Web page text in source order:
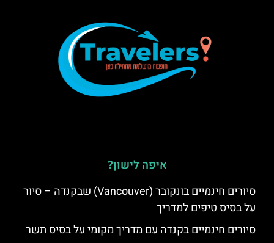
איפה לישון?
סיורים חינמיים בונקובר (Vancouver) שבקנדה – סיור
על בסיס טיפים למדריך
סיורים חינמיים בקנדה עם מדריך מקומי על בסיס תשר